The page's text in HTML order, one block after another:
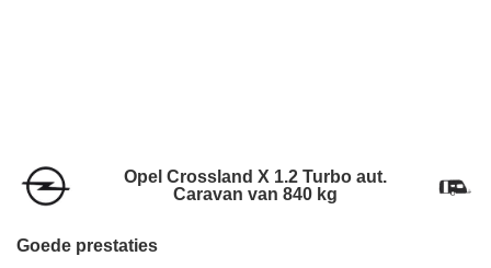
Opel Crossland X 1.2 Turbo aut.
Caravan van 840 kg
Goede prestaties